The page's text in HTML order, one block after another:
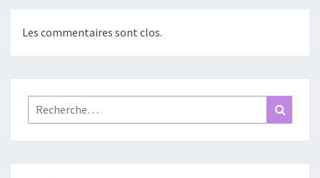
Les commentaires sont clos.
Rechercher :